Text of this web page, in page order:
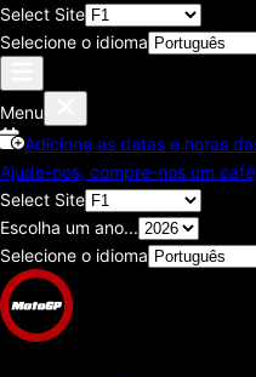
Select Site
Selecione o idioma
Menu
Adicione as datas e horas
Ajude-nos, compre-nos um café
Select Site
Escolha um ano...
Selecione o idioma